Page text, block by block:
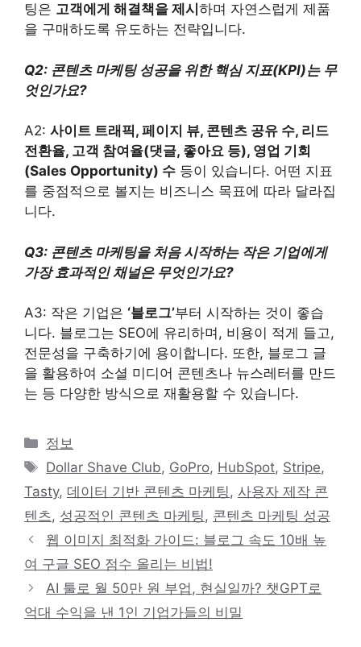
팅은 고객에게 해결책을 제시 하며 자연스럽게 제품
을 구매하도록 유도하는 전략입니다.
Q2: 콘텐츠 마케팅 성공을 위한 핵심 지표(KPI)는 무
엇인가요?
A2: 사이트 트래픽, 페이지 뷰, 콘텐츠 공유 수, 리드
전환율, 고객 참여율(댓글, 좋아요 등), 영업 기회
(Sales Opportunity) 수 등이 있습니다. 어떤 지표
를 중점적으로 볼지는 비즈니스 목표에 따라 달라집
니다.
Q3: 콘텐츠 마케팅을 처음 시작하는 작은 기업에게
가장 효과적인 채널은 무엇인가요?
A3: 작은 기업은 ‘블로그’부터 시작하는 것이 좋습
니다. 블로그는 SEO에 유리하며, 비용이 적게 들고,
전문성을 구축하기에 용이합니다. 또한, 블로그 글
을 활용하여 소셜 미디어 콘텐츠나 뉴스레터를 만드
는 등 다양한 방식으로 재활용할 수 있습니다.
카
테
리
정보
태
그
Dollar Shave Club, GoPro, HubSpot, Stripe,
Tasty, 데이터 기반 콘텐츠 마케팅, 사용자 제작 콘
텐츠, 성공적인 콘텐츠 마케팅, 콘텐츠 마케팅 성공
웹 이미지 최적화 가이드: 블로그 속도 10배 높
여 구글 SEO 점수 올리는 비법!
AI 툴로 월 50만 원 부업, 현실일까? 챗GPT로
억대 수익을 낸 1인 기업가들의 비밀